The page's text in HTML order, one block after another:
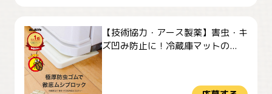
【技術協力・アース製薬】害虫・キ
ズ凹み防止に！冷蔵庫マットの...